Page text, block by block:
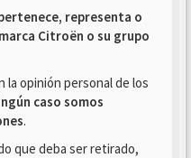
representa o
Citroën o su grupo
la opinión personal de los
caso somos
.
que deba ser retirado,